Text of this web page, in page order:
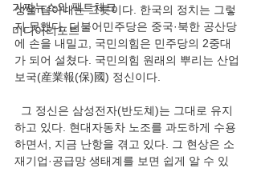
가짜뉴스와 팩트체크
미디어리포트
성을 담아내는 그릇이다. 한국의 정치는 그렇
지 못했다. 더불어민주당은 중국·북한 공산당
에 손을 내밀고, 국민의힘은 민주당의 2중대
가 되어 설쳤다. 국민의힘 원래의 뿌리는 산업
보국(産業報(保)國) 정신이다.
하고 있다. 현대자동차 노조를 과도하게 수용
하면서, 지금 난항을 겪고 있다. 그 현상은 소
재기업·공급망 생태계를 보면 쉽게 알 수 있